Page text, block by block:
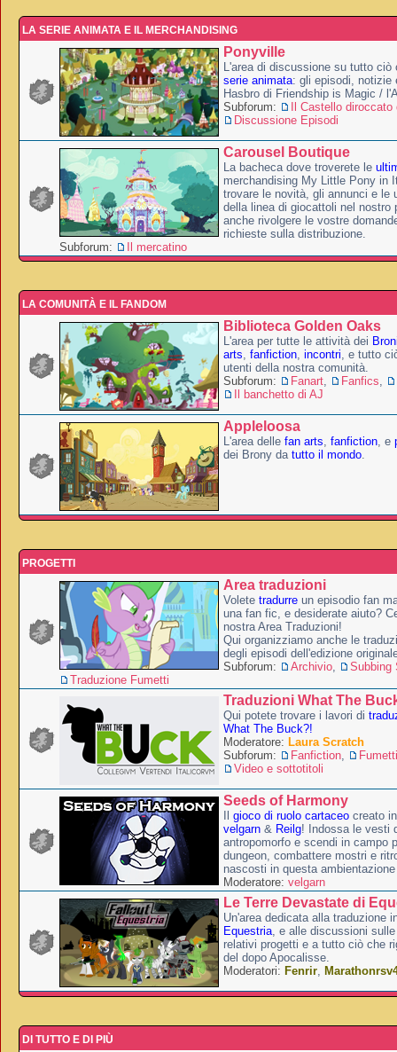
LA SERIE ANIMATA E IL MERCHANDISING
Ponyville
L'area di discussione su tutto ciò
serie animata: gli episodi, notizie
Hasbro di Friendship is Magic /
Subforum:
Il Castello
Discussione Episodi
Carousel Boutique
La bacheca dove troverete le
merchandising My Little Pony in
trovare le novità, gli annunci e le
della linea di giocattoli nel nostro
anche rivolgere le vostre
richieste sulla distribuzione.
Subforum:
Il mercatino
LA COMUNITÀ E IL FANDOM
Biblioteca Golden Oaks
L'area per tutte le attività dei
arts, fanfiction, incontri, e tutto
utenti della nostra comunità.
Subforum:
Fanart, Fanfics,
Il banchetto di AJ
Appleloosa
L'area delle fan arts, fanfiction, e
dei Brony da tutto il mondo.
PROGETTI
Area traduzioni
Volete tradurre un episodio fan
una fan fic, e desiderate aiuto?
nostra Area Traduzioni!
Qui organizziamo anche le
degli episodi dell'edizione
Subforum:
Archivio,
Subbing
Traduzione Fumetti
Traduzioni What The
Qui potete trovare i lavori di
What The Buck?!
Moderatore: Laura Scratch
Subforum:
Fanfiction,
Fumetti
Video e sottotitoli
Seeds of Harmony
gioco di ruolo cartaceo creato
velgarn & Reilg! Indossa le vesti
antropomorfo e scendi in campo
dungeon, combattere mostri e
nascosti in questa
Moderatore: velgarn
Le Terre Devastate di
Un'area dedicata alla traduzione
Equestria, e alle discussioni
relativi progetti e a tutto ciò che
del dopo Apocalisse.
Moderatori: Fenrir,
DI TUTTO E DI PIÙ